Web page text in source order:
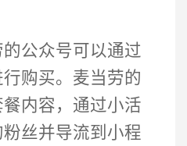
公众号可以通过
购买。麦当劳的
内容，通过小活
丝并导流到小程